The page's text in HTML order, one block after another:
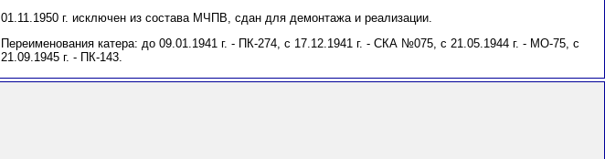
01.11.1950 г. исключен из состава МЧПВ, сдан для демонтажа и реализации.
Переименования катера: до 09.01.1941 г. - ПК-274, с 17.12.1941 г. - СКА №075, с 21.05.1944 г. - МО-75, с
21.09.1945 г. - ПК-143.